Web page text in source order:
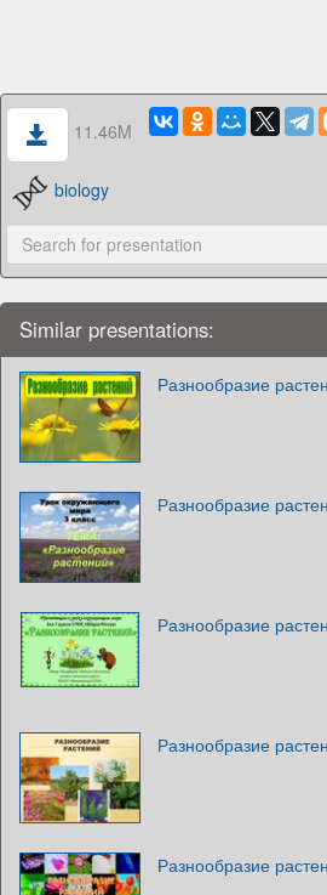
11.46M
biology
Similar presentations:
Разнообразие
Разнообразие
Разнообразие
Разнообразие
Разнообразие